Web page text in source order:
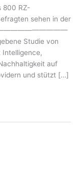
800 RZ-
sehen in der
——————————
Studie von
Intelligence,
auf
und stützt […]